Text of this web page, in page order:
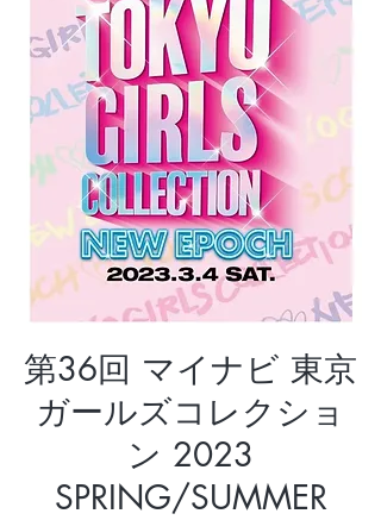
第36回 マイナビ 東京
ガールズコレクショ
ン 2023
SPRING/SUMMER